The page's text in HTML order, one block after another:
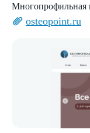
Многопрофильная
osteopoint.ru